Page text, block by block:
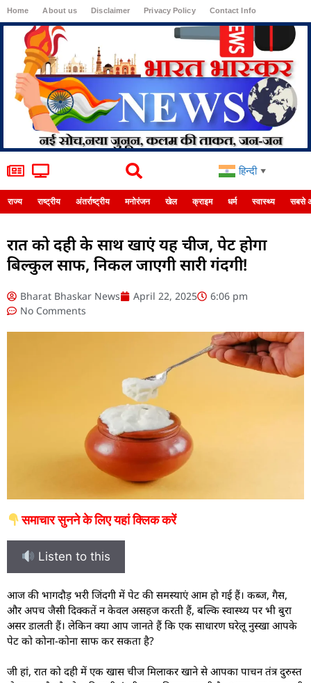
Home About us Disclaimer Privacy Policy Contact Info
हिन्दी ▼
राज्य राष्ट्रीय अंतर्राष्ट्रीय मनोरंजन खेल क्राइम धर्म स्वास्थ्य सबसे
रात को दही के साथ खाएं यह चीज, पेट होगा
बिल्कुल साफ, निकल जाएगी सारी गंदगी!
Bharat Bhaskar News April 22, 2025
6:06 pm
No Comments
समाचार सुनने के लिए यहां क्लिक करें
Listen to this
आज की भागदौड़ भरी जिंदगी में पेट की समस्याएं आम हो गई हैं। कब्ज, गैस,
और अपच जैसी दिक्कतें न केवल असहज करती हैं, बल्कि स्वास्थ्य पर भी बुरा
असर डालती हैं। लेकिन क्या आप जानते हैं कि एक साधारण घरेलू नुस्खा आपके
पेट को कोना-कोना साफ कर सकता है?
जी हां, रात को दही में एक खास चीज मिलाकर खाने से आपका पाचन तंत्र दुरुस्त